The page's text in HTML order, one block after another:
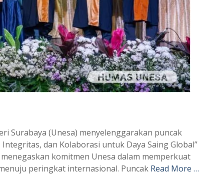
Surabaya (Unesa) menyelenggarakan puncak
dan Kolaborasi untuk Daya Saing Global”
komitmen Unesa dalam memperkuat
peringkat internasional. Puncak Read More …